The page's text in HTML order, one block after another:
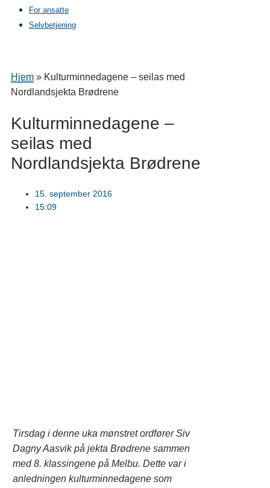
For ansatte
Selvbetjening
Hjem » Kulturminnedagene – seilas med
Nordlandsjekta Brødrene
Kulturminnedagene –
seilas med
Nordlandsjekta Brødrene
15. september 2016
15:09
Tirsdag i denne uka mønstret ordfører Siv
Dagny Aasvik på jekta Brødrene sammen
med 8. klassingene på Melbu. Dette var i
anledningen kulturminnedagene som